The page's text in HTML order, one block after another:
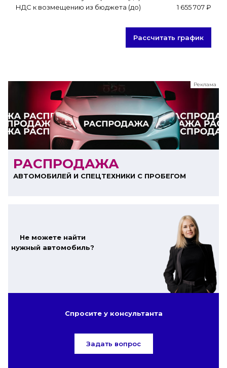
НДС к возмещению из бюджета (до)
1 655 707 ₽
Рассчитать график
Реклама
ООО "ЛК Эволюция"
ИНН 9724016636
erid: nyi26TK8Sykg5SPCgA2w5MdVpLJdCVLW
РАСПРОДАЖА
АВТОМОБИЛЕЙ И СПЕЦТЕХНИКИ С ПРОБЕГОМ
Не можете найти
нужный автомобиль?
Спросите у консультанта
Задать вопрос